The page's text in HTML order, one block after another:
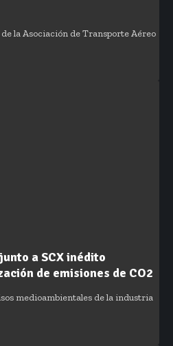
la Asociación de Transporte Aéreo
a SCX inédito
de emisiones de CO2
medioambientales de la industria